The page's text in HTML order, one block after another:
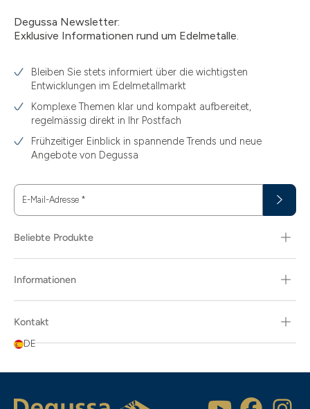
Degussa Newsletter:
Exklusive Informationen rund um Edelmetalle.
Bleiben Sie stets informiert über die wichtigsten
Entwicklungen im Edelmetallmarkt
Komplexe Themen klar und kompakt aufbereitet,
regelmässig direkt in Ihr Postfach
Frühzeitiger Einblick in spannende Trends und neue
Angebote von Degussa
E-Mail-Adresse *
Beliebte Produkte
Informationen
Kontakt
DE